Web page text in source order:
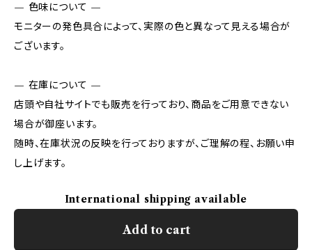
— 色味について —
モニターの発色具合によって、実際の色と異なって見える場合が
ございます。
— 在庫について —
店頭や自社サイトでも販売を行っており、商品をご用意できない
場合が御座います。
随時、在庫状況の反映を行っておりますが、ご理解の程、お願い申
し上げます。
International shipping available
Add to cart